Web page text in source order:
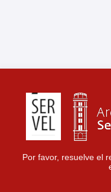
Por favor, resuelve el